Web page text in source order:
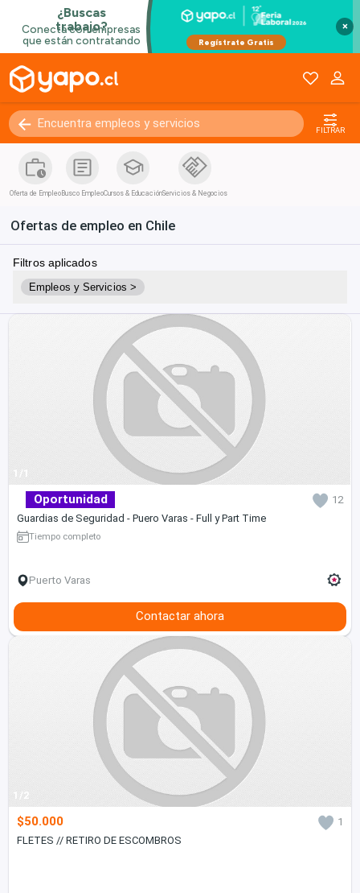
×
FILTRAR
Oferta de Empleo Busco EmpleoCursos & EducaciónServicios & Negocios
Ofertas de empleo en Chile
Filtros aplicados
Empleos y Servicios >
1/1
Oportunidad
12
Guardias de Seguridad - Puero Varas - Full y Part Time
Tiempo completo
Puerto Varas
Contactar ahora
1/2
$50.000
1
FLETES // RETIRO DE ESCOMBROS